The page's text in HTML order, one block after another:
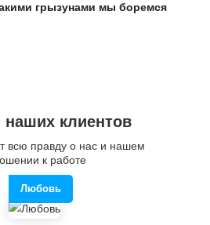
грызунами мы боремся
наших клиентов
всю правду о нас и нашем
к работе
Любовь